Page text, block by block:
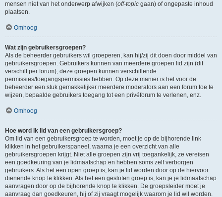
mensen niet van het onderwerp afwijken (off-topic gaan) of ongepaste inhoud
plaatsen.
Omhoog
Wat zijn gebruikersgroepen?
Als de beheerder gebruikers wil groeperen, kan hij/zij dit doen door middel van
gebruikersgroepen. Gebruikers kunnen van meerdere groepen lid zijn (dit
verschilt per forum), deze groepen kunnen verschillende
permissies/toegangspermissies hebben. Op deze manier is het voor de
beheerder een stuk gemakkelijker meerdere moderators aan een forum toe te
wijzen, bepaalde gebruikers toegang tot een privéforum te verlenen, enz.
Omhoog
Hoe word ik lid van een gebruikersgroep?
Om lid van een gebruikersgroep te worden, moet je op de bijhorende link
klikken in het gebruikerspaneel, waarna je een overzicht van alle
gebruikersgroepen krijgt. Niet alle groepen zijn vrij toegankelijk, ze vereisen
een goedkeuring van je lidmaatschap en hebben soms zelf verborgen
gebruikers. Als het een open groep is, kan je lid worden door op de hiervoor
dienende knop te klikken. Als het een gesloten groep is, kan je je lidmaatschap
aanvragen door op de bijhorende knop te klikken. De groepsleider moet je
aanvraag dan goedkeuren, hij of zij vraagt mogelijk waarom je lid wil worden.